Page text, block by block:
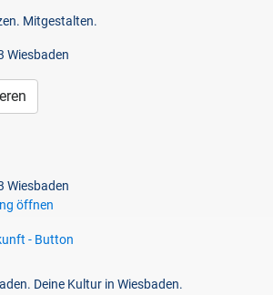
Mitgestalten.
Wiesbaden
Wiesbaden
öffnen
Deine Kultur in Wiesbaden.